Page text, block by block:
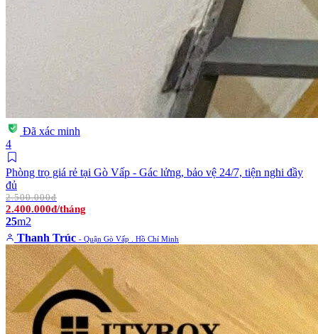
Đã xác minh
4
Phòng trọ giá rẻ tại Gò Vấp - Gác lửng, bảo vệ 24/7, tiện nghi đầy
đủ
2.500.000đ
2.400.000đ/tháng
25m2
Thanh Trúc - Quận Gò Vấp . Hồ Chí Minh